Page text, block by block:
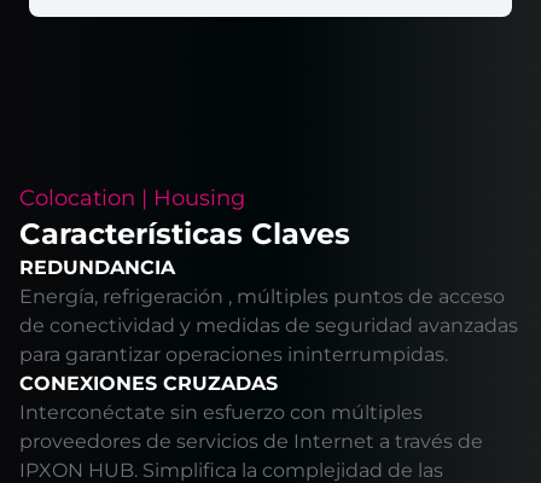
Colocation | Housing
Características Claves
REDUNDANCIA
Energía, refrigeración , múltiples puntos de acceso
de conectividad y medidas de seguridad avanzadas
para garantizar operaciones ininterrumpidas.
CONEXIONES CRUZADAS
Interconéctate sin esfuerzo con múltiples
proveedores de servicios de Internet a través de
IPXON HUB. Simplifica la complejidad de las